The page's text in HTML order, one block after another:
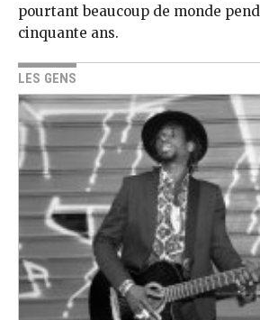
pourtant beaucoup de monde
cinquante ans.
LES GENS